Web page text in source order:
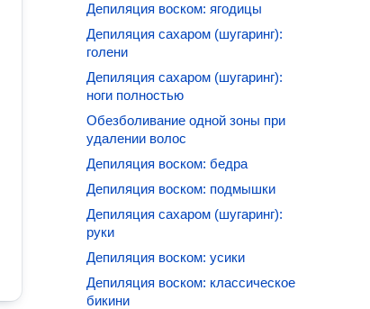
Депиляция воском: ягодицы
Депиляция сахаром (шугаринг):
голени
Депиляция сахаром (шугаринг):
ноги полностью
Обезболивание одной зоны при
удалении волос
Депиляция воском: бедра
Депиляция воском: подмышки
Депиляция сахаром (шугаринг):
руки
Депиляция воском: усики
Депиляция воском: классическое
бикини